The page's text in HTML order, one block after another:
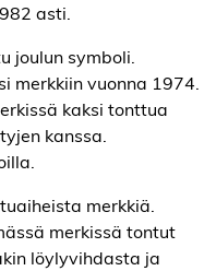
asti.
joulun symboli.
merkkiin vuonna 1974.
kaksi tonttua
kanssa.
merkkiä.
merkissä tontut
löylyvihdasta ja